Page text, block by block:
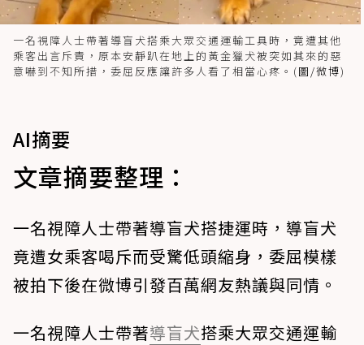
一名視障人士帶著導盲犬搭乘大眾交通運輸工具時，竟遭其他
乘客出言斥責，原本安靜趴在地上的黃金獵犬被突如其來的惡
意嚇到不知所措，委屈反應讓許多人看了相當心疼。(圖/微博)
AI摘要
文章摘要整理：
一名視障人士帶著導盲犬搭捷運時，導盲犬
竟遭女乘客喝斥而受驚低頭縮身，委屈模樣
被拍下後在微博引發百萬網友熱議與同情。
一名視障人士帶著導盲犬搭乘大眾交通運輸